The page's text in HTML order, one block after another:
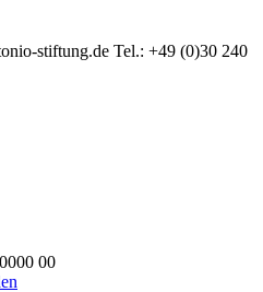
stiftung.de Tel.: +49 (0)30 240
00